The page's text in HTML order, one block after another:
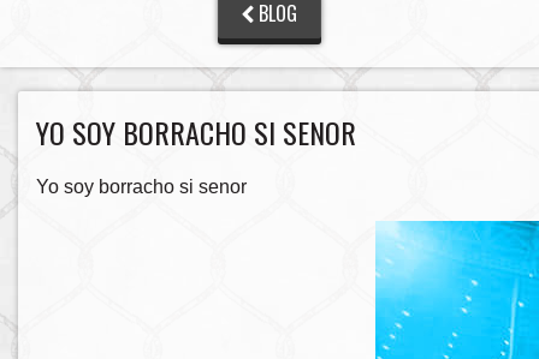
BLOG
YO SOY BORRACHO SI SENOR
Yo soy borracho si senor